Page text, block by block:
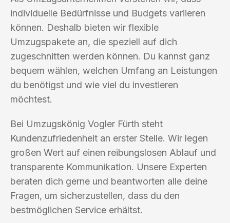
individuelle Bedürfnisse und Budgets variieren
können. Deshalb bieten wir flexible
Umzugspakete an, die speziell auf dich
zugeschnitten werden können. Du kannst ganz
bequem wählen, welchen Umfang an Leistungen
du benötigst und wie viel du investieren
möchtest.
Bei Umzugskönig Vogler Fürth steht
Kundenzufriedenheit an erster Stelle. Wir legen
großen Wert auf einen reibungslosen Ablauf und
transparente Kommunikation. Unsere Experten
beraten dich gerne und beantworten alle deine
Fragen, um sicherzustellen, dass du den
bestmöglichen Service erhältst.